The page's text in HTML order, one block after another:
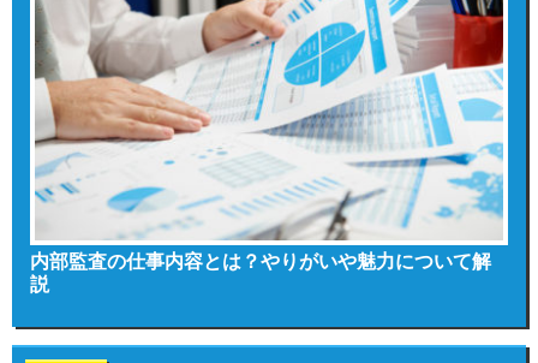
内部監査の仕事内容とは？やりがいや魅力について解
説